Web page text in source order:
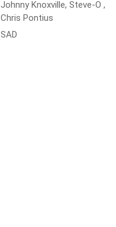
Johnny Knoxville, Steve-O ,
Chris Pontius
SAD